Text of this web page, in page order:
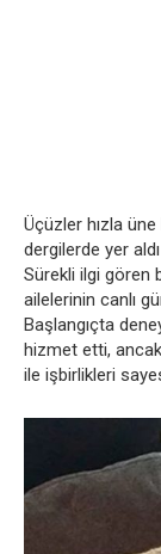
Üçüzler hızla
dergilerde yer
Sürekli ilgi gören
ailelerinin canlı
Başlangıçta
hizmet etti,
ile işbirlikleri